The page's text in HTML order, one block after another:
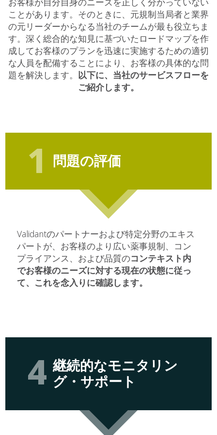
お客様が自分自身のニーズを正しく分かっていない
ことがあります。そのときに、元規制当局者と業界
の元リーダーからなる当社のチームが最も役立ちま
す。深く総合的な知見に基づいたロードマップを作
成してお客様のプランを迅速に実施するための適切
な人員を配備することにより、お客様の具体的な問
題を解決します。 以下に、当社のサービスフローを
ご紹介します。
問題の評価
Validantのパートナーおよび特定分野のエキス
パートが、お客様のより広い薬事規制、コン
プライアンス、および品質のコンテキスト内
でお客様のニーズに対する現在の状態に従っ
て、これを念入りに確認します。
継続的なモニタリン
グ・サポート